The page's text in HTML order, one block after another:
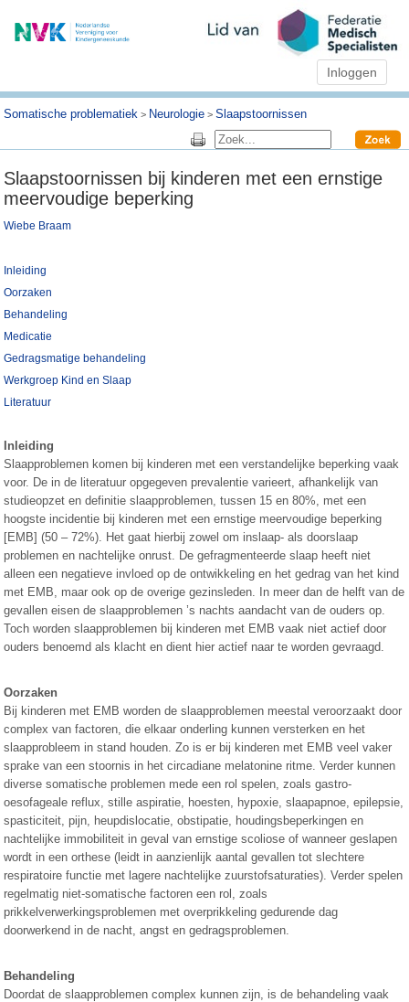
Inloggen
Somatische problematiek > Neurologie >Slaapstoornissen
Slaapstoornissen bij kinderen met een ernstige
meervoudige beperking
Wiebe Braam
Inleiding
Oorzaken
Behandeling
Medicatie
Gedragsmatige behandeling
Werkgroep Kind en Slaap
Literatuur
Inleiding
Slaapproblemen komen bij kinderen met een verstandelijke beperking vaak
voor. De in de literatuur opgegeven prevalentie varieert, afhankelijk van
studieopzet en definitie slaapproblemen, tussen 15 en 80%, met een
hoogste incidentie bij kinderen met een ernstige meervoudige beperking
[EMB] (50 – 72%). Het gaat hierbij zowel om inslaap- als doorslaap
problemen en nachtelijke onrust. De gefragmenteerde slaap heeft niet
alleen een negatieve invloed op de ontwikkeling en het gedrag van het kind
met EMB, maar ook op de overige gezinsleden. In meer dan de helft van de
gevallen eisen de slaapproblemen ’s nachts aandacht van de ouders op.
Toch worden slaapproblemen bij kinderen met EMB vaak niet actief door
ouders benoemd als klacht en dient hier actief naar te worden gevraagd.
Oorzaken
Bij kinderen met EMB worden de slaapproblemen meestal veroorzaakt door
complex van factoren, die elkaar onderling kunnen versterken en het
slaapprobleem in stand houden. Zo is er bij kinderen met EMB veel vaker
sprake van een stoornis in het circadiane melatonine ritme. Verder kunnen
diverse somatische problemen mede een rol spelen, zoals gastro-
oesofageale reflux, stille aspiratie, hoesten, hypoxie, slaapapnoe, epilepsie,
spasticiteit, pijn, heupdislocatie, obstipatie, houdingsbeperkingen en
nachtelijke immobiliteit in geval van ernstige scoliose of wanneer geslapen
wordt in een orthese (leidt in aanzienlijk aantal gevallen tot slechtere
respiratoire functie met lagere nachtelijke zuurstofsaturaties). Verder spelen
regelmatig niet-somatische factoren een rol, zoals
prikkelverwerkingsproblemen met overprikkeling gedurende dag
doorwerkend in de nacht, angst en gedragsproblemen.
Behandeling
Doordat de slaapproblemen complex kunnen zijn, is de behandeling vaak